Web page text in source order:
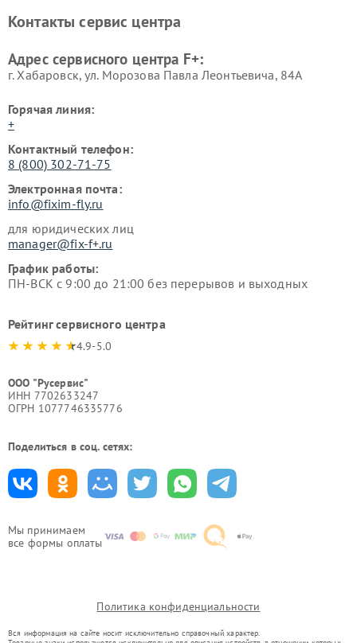
Мы принимаем
все формы оплаты
Контакты сервис центра
Адрес сервисного центра F+:
г. Хабаровск, ул. Морозова Павла Леонтьевича, 84А
Горячая линия:
+
Контактный телефон:
8 (800) 302-71-75
Электронная почта:
info@fixim-fly.ru
для юридических лиц
manager@fix-f+.ru
График работы:
ПН-ВСК с 9:00 до 21:00 без перерывов и выходных
Рейтинг сервисного центра
4.9-5.0
ООО "Русервис"
ИНН 7702633247
ОГРН 1077746335776
Поделиться в соц. сетях:
Политика конфиденциальности
Вся информация на сайте носит исключительно справочный характер.